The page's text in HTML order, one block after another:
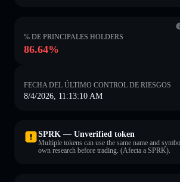
% DE PRINCIPALES HOLDERS
86.64%
FECHA DEL ÚLTIMO CONTROL DE RIESGOS
8/4/2026, 11:13:10 AM
SPRK — Unverified token
Multiple tokens can use the same name and
own research before trading. (Afecta a SPRK).